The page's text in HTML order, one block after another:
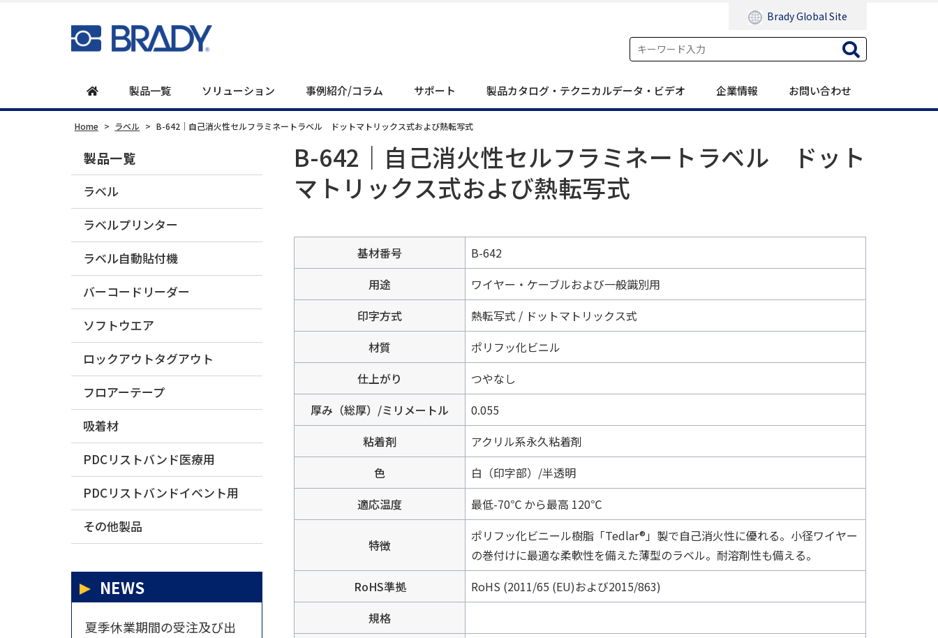
Brady Global Site
製品一覧 ソリューション 事例紹介/コラム サポート 製品カタログ・テクニカルデータ・ビデオ 企業情報 お問い合わせ
Home > ラベル > B-642｜自己消火性セルフラミネートラベル ドットマトリックス式および熱転写式
B-642｜自己消火性セルフラミネートラベル ドット
マトリックス式および熱転写式
基材番号
B-642
用途
ワイヤー・ケーブルおよび一般識別用
印字方式
熱転写式 / ドットマトリックス式
材質
ポリフッ化ビニル
仕上がり
つやなし
厚み（総厚）/ミリメートル
0.055
粘着剤
アクリル系永久粘着剤
色
白（印字部）/半透明
適応温度
最低-70℃ から最高 120℃
特徴
ポリフッ化ビニール樹脂「Tedlar®」製で自己消火性に優れる。小径ワイヤー
の巻付けに最適な柔軟性を備えた薄型のラベル。耐溶剤性も備える。
RoHS準拠
RoHS (2011/65 (EU)および2015/863)
規格
製品一覧
ラベル
ラベルプリンター
ラベル自動貼付機
バーコードリーダー
ソフトウエア
ロックアウトタグアウト
フロアーテープ
吸着材
PDCリストバンド医療用
PDCリストバンドイベント用
その他製品
NEWS
夏季休業期間の受注及び出